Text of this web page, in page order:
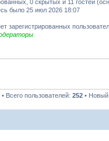
0 скрытых и 11 гостей
было 25 июл 2026 18:07
зарегистрированных
• Всего пользователей: 252 • Новый